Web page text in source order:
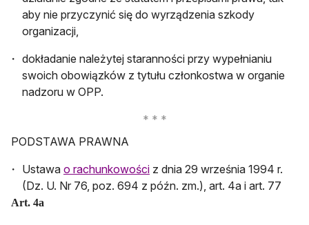
aby nie przyczynić się do wyrządzenia szkody
organizacji,
dokładanie należytej staranności przy wypełnianiu
swoich obowiązków z tytułu członkostwa w organie
nadzoru w OPP.
PODSTAWA PRAWNA
Ustawa o rachunkowościotwiera się w nowej karcie
z dnia 29 września 1994 r.
(Dz. U. Nr 76, poz. 694 z późn. zm.), art. 4a i art. 77
Art. 4a